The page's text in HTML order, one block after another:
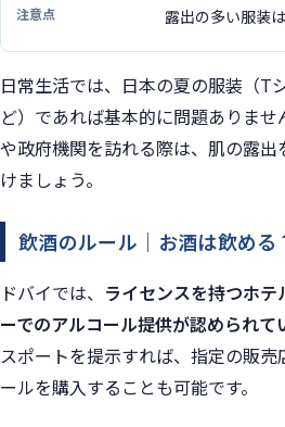
露出の多い服装
日常生活では、日本の夏の服装（T
ど）であれば基本的に問題ありま
や政府機関を訪れる際は、肌の露出
けましょう。
飲酒のルール｜お酒は飲める
ドバイでは、 ライセンスを持つホ
ーでのアルコール提供が認められて
スポートを提示すれば、指定の販売
ールを購入することも可能です。